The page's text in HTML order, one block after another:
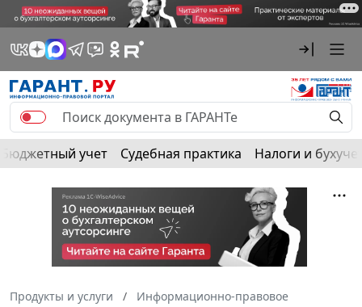
Бюджетный учет Судебная практика Налоги и
Продукты и услуги
Информационно-правовое